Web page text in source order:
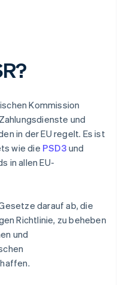
Kommission
und
in der EU regelt. Es ist
wie die PSD3 und
in allen EU-
darauf ab, die
Richtlinie, zu beheben
und